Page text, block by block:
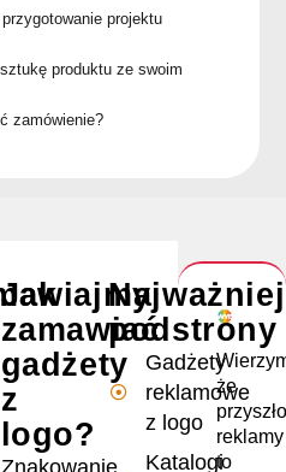
projektu
produktu ze swoim
zamówienie?
że
reklamy
to
podstrony
Gadżety
reklamowe
z logo
Katalogi
Jak
zamawiać
gadżety
z
logo?
Znakowanie